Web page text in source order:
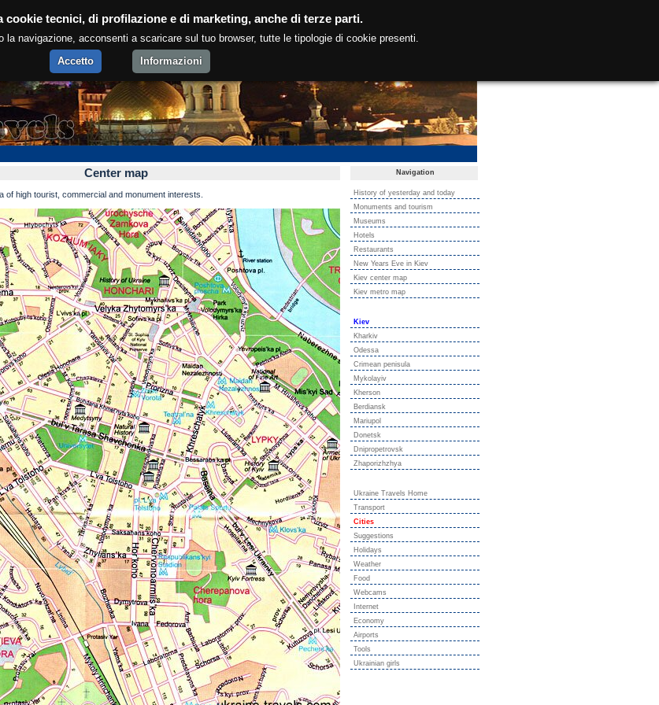
Center map
of high tourist, commercial and monument interests.
Navigation
History of yesterday and today
Monuments and tourism
Museums
Hotels
Restaurants
New Years Eve in Kiev
Kiev center map
Kiev metro map
Kiev
Kharkiv
Odessa
Crimean penisula
Mykolayiv
Kherson
Berdiansk
Mariupol
Donetsk
Dnipropetrovsk
Zhaporizhzhya
Ukraine Travels Home
Transport
Cities
Suggestions
Holidays
Weather
Food
Webcams
Internet
Economy
Airports
Tools
Ukrainian girls
cookie tecnici, di profilazione e di marketing, anche di terze parti.
la navigazione, acconsenti a scaricare sul tuo browser, tutte le tipologie di cookie presenti.
Accetto
Informazioni